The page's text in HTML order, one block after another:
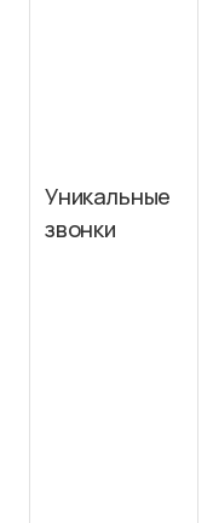
Уникальные
звонки